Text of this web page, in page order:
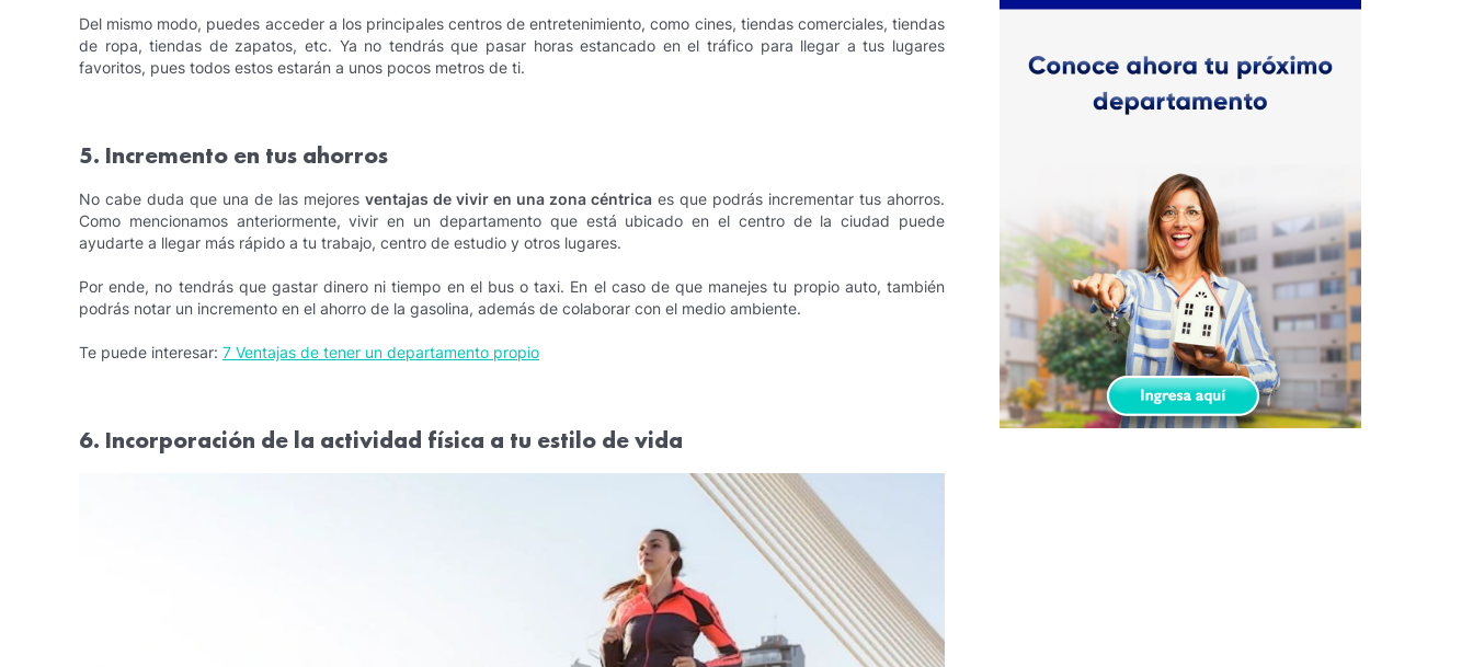
Del mismo modo, puedes acceder a los principales centros de entretenimiento, como cines, tiendas comerciales, tiendas
de ropa, tiendas de zapatos, etc. Ya no tendrás que pasar horas estancado en el tráfico para llegar a tus lugares
favoritos, pues todos estos estarán a unos pocos metros de ti.
5. Incremento en tus ahorros
No cabe duda que una de las mejores ventajas de vivir en una zona céntrica es que podrás incrementar tus ahorros.
Como mencionamos anteriormente, vivir en un departamento que está ubicado en el centro de la ciudad puede
ayudarte a llegar más rápido a tu trabajo, centro de estudio y otros lugares.
Por ende, no tendrás que gastar dinero ni tiempo en el bus o taxi. En el caso de que manejes tu propio auto, también
podrás notar un incremento en el ahorro de la gasolina, además de colaborar con el medio ambiente.
Te puede interesar: 7 Ventajas de tener un departamento propio
6. Incorporación de la actividad física a tu estilo de vida